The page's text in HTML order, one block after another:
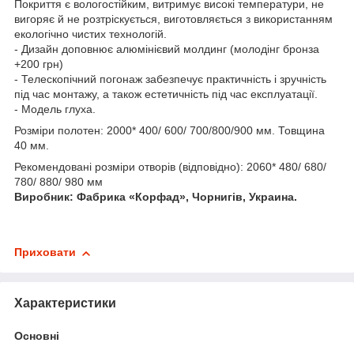
Покриття є вологостійким, витримує високі температури, не
вигоряє й не розтріскується, виготовляється з використанням
екологічно чистих технологій.
- Дизайн доповнює алюмінієвий молдинг (молодінг бронза
+200 грн)
- Телескопічний погонаж забезпечує практичність і зручність
під час монтажу, а також естетичність під час експлуатації.
- Модель глуха.
Розміри полотен: 2000* 400/ 600/ 700/800/900 мм. Товщина
40 мм.
Рекомендовані розміри отворів (відповідно): 2060* 480/ 680/
780/ 880/ 980 мм
Виробник: Фабрика «Корфад», Чорнигів, Украина.
Приховати
Характеристики
Основні